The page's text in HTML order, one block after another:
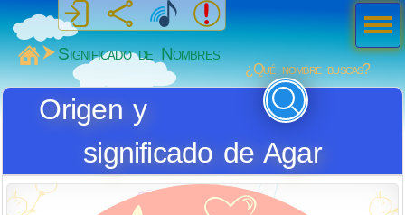
MiSabueso
Significado de Nombres
¿Qué nombre buscas?
Origen y
significado de Agar
Men
ú